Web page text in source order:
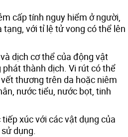
cấp tính nguy hiểm ở người,
với tỉ lệ tử vong có thể lên
dịch cơ thể của động vật
phát thành dịch. Vi rút có thể
thương trên da hoặc niêm
nước tiểu, nước bọt, tinh
xúc với các vật dụng của
dụng.